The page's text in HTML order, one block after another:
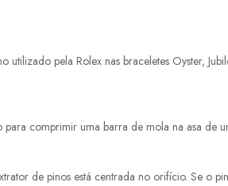
pela Rolex nas braceletes Oyster,
comprimir uma barra de mola na asa de
de pinos está centrada no orifício. Se o